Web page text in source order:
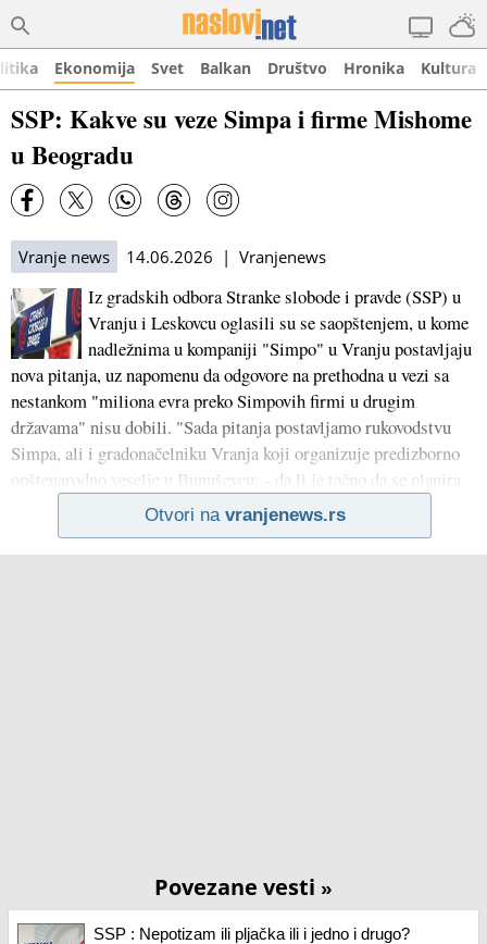
Ekonomija Svet Balkan Društvo Hronika Kultura
SSP: Kakve su veze Simpa i firme Mishome
u Beogradu
Vranje news 14.06.2026 | Vranjenews
Iz gradskih odbora Stranke slobode i pravde (SSP) u
Vranju i Leskovcu oglasili su se saopštenjem, u kome
nadležnima u kompaniji "Simpo" u Vranju postavljaju
nova pitanja, uz napomenu da odgovore na prethodna u vezi sa
nestankom "miliona evra preko Simpovih firmi u drugim
državama" nisu dobili. "Sada pitanja postavljamo rukovodstvu
Simpa, ali i gradonačelniku Vranja koji organizuje predizborno
opštenarodno veselje u Bunuševcu: - da li je tačno da se planira
Otvori na vranjenews.rs
Povezane vesti »
SSP : Nepotizam ili pljačka ili i jedno i drugo?